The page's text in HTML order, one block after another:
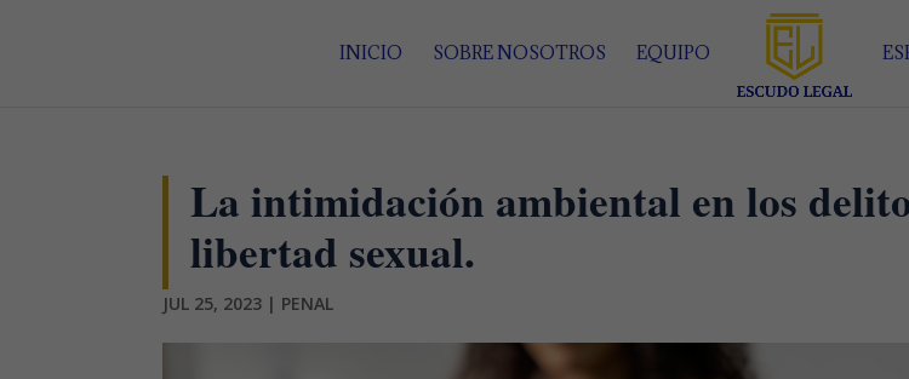
INICIO SOBRE NOSOTROS EQUIPO
La intimidación ambiental en los
libertad sexual.
JUL 25, 2023 | PENAL